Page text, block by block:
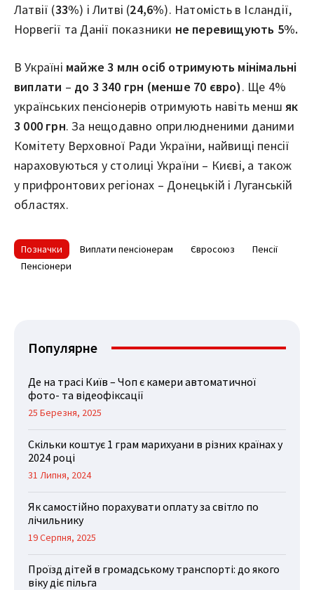
Латвії (33%) і Литві (24,6%). Натомість в Ісландії,
Норвегії та Данії показники не перевищують 5%.
В Україні майже 3 млн осіб отримують мінімальні
виплати – до 3 340 грн (менше 70 євро). Ще 4%
українських пенсіонерів отримують навіть меншяк
3 000 грн. За нещодавно оприлюдненими даними
Комітету Верховної Ради України, найвищі пенсії
нараховуються у столиці України – Києві, а також
у прифронтових регіонах – Донецькій і Луганській
областях.
Позначки Виплати пенсіонерам Євросоюз
Пенсії
Пенсіонери
Популярне
Де на трасі Київ – Чоп є камери автоматичної
фото- та відеофіксації
25 Березня, 2025
Скільки коштує 1 грам марихуани в різних країнах у
2024 році
31 Липня, 2024
Як самостійно порахувати оплату за світло по
лічильнику
19 Серпня, 2025
Проїзд дітей в громадському транспорті: до якого
віку діє пільга